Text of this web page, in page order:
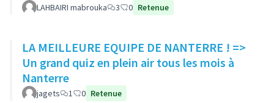
LAHBAIRI mabrouka 3 0 Retenue
LA MEILLEURE EQUIPE DE NANTERRE ! =>
Un grand quiz en plein air tous les mois à
Nanterre
jagets 1 0 Retenue